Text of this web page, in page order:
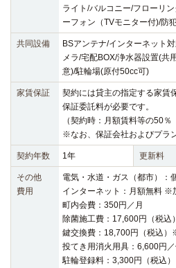
ライト/バルコニー/フローリ
ーフォン（TVモニター付)/防
共同設備
BSアンテナ/インターネット
メラ/宅配BOX/浄水器設置(共
意)/駐輪場(原付50cc可)
家賃保証
契約には貸主の指定する家賃
保証委託料が必要です。
（契約時：月額賃料等の50
※なお、保証会社およびプラ
契約年数 1年 更新料
その他
費用
電気・水道・ガス（都市）：
インターネット：月額無料 ※
町内会費：350円／月
除菌施工費：17,600円（税
鍵交換費：18,700円（税込
投てき用消火用具：6,600円
駐輪登録料：3,300円（税込